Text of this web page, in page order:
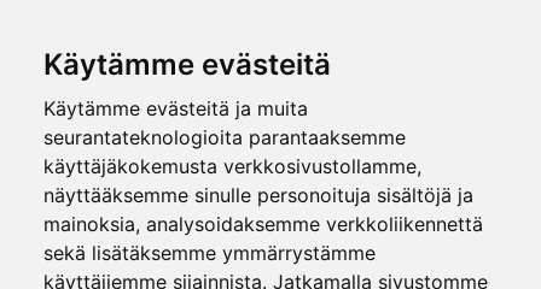
Käytämme evästeitä
Käytämme evästeitä ja muita
seurantateknologioita parantaaksemme
käyttäjäkokemusta verkkosivustollamme,
näyttääksemme sinulle personoituja sisältöjä ja
mainoksia, analysoidaksemme verkkoliikennettä
sekä lisätäksemme ymmärrystämme
käyttäjiemme sijainnista. Jatkamalla sivustomme